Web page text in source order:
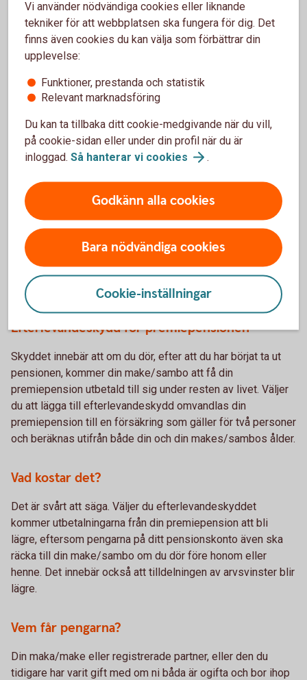
andra hand. Om du vill ändra förmånstagare ska du kontakta
ditt försäkringsbolag.
Kan jag lägga till och ta bort det när jag vill?
Om du väljer att ha ett garanterat efterlevandeskydd måste
du genomgå en hälsoprövning och få den godkänd. Du kan
ta bort skyddet när du vill.
Efterlevandeskydd i pensionen från staten
Din pension från staten består av två delar: inkomstpension
och premiepension. När det gäller inkomstpensionen, den
som baseras på din lön, finns inget att göra – när du dör
slutar utbetalningarna och har de inte börjat blir det inga. För
den mindre delen av den allmänna pensionen,
premiepensionen, kan du däremot välja till ett
efterlevandeskydd.
Efterlevandeskydd för premiepensionen
Skyddet innebär att om du dör, efter att du har börjat ta ut
pensionen, kommer din make/sambo att få din
premiepension utbetald till sig under resten av livet. Väljer
du att lägga till efterlevandeskydd omvandlas din
premiepension till en försäkring som gäller för två personer
och beräknas utifrån både din och din makes/sambos ålder.
Vad kostar det?
Det är svårt att säga. Väljer du efterlevandeskyddet
kommer utbetalningarna från din premiepension att bli
lägre, eftersom pengarna på ditt pensionskonto även ska
räcka till din make/sambo om du dör före honom eller
henne. Det innebär också att tilldelningen av arvsvinster blir
lägre.
Vem får pengarna?
Din maka/make eller registrerade partner, eller den du
tidigare har varit gift med om ni båda är ogifta och bor ihop
Vi använder nödvändiga cookies eller liknande
tekniker för att webbplatsen ska fungera för dig. Det
finns även cookies du kan välja som förbättrar din
upplevelse:
Funktioner, prestanda och statistik
Relevant marknadsföring
Du kan ta tillbaka ditt cookie-medgivande när du vill,
på cookie-sidan eller under din profil när du är
inloggad. Så hanterar vi cookies .
Godkänn alla cookies
Bara nödvändiga cookies
Cookie-inställningar